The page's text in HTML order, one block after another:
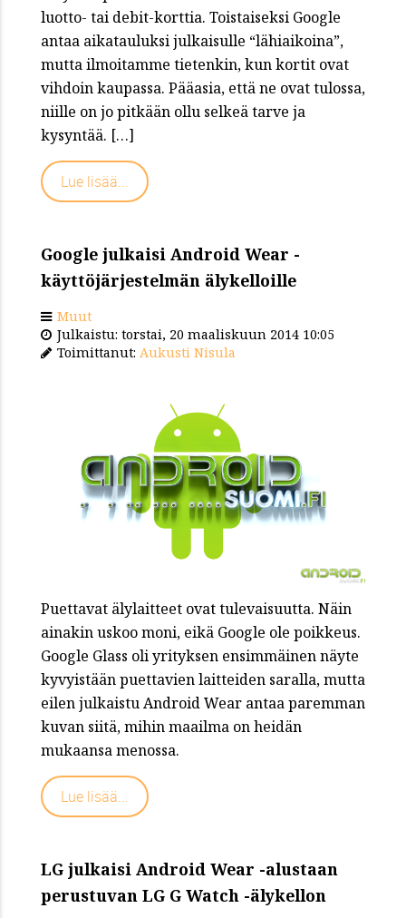
luotto- tai debit-korttia. Toistaiseksi Google
antaa aikatauluksi julkaisulle “lähiaikoina”,
mutta ilmoitamme tietenkin, kun kortit ovat
vihdoin kaupassa. Pääasia, että ne ovat tulossa,
niille on jo pitkään ollu selkeä tarve ja
kysyntää. […]
Lue lisää...
Google julkaisi Android Wear -
käyttöjärjestelmän älykelloille
Muut
Julkaistu: torstai, 20 maaliskuun 2014 10:05
Toimittanut: Aukusti Nisula
Puettavat älylaitteet ovat tulevaisuutta. Näin
ainakin uskoo moni, eikä Google ole poikkeus.
Google Glass oli yrityksen ensimmäinen näyte
kyvyistään puettavien laitteiden saralla, mutta
eilen julkaistu Android Wear antaa paremman
kuvan siitä, mihin maailma on heidän
mukaansa menossa.
Lue lisää...
LG julkaisi Android Wear -alustaan
perustuvan LG G Watch -älykellon